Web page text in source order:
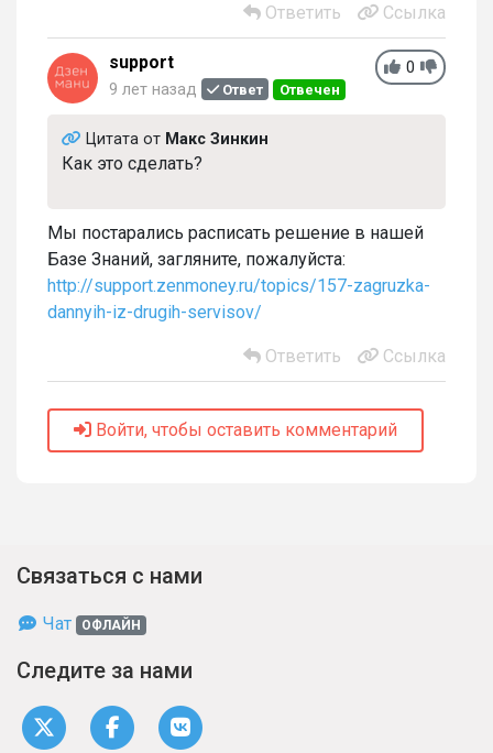
Ответить Ссылка
0
support
9 лет назад Ответ Отвечен
Цитата от Макс Зинкин
Как это сделать?
Мы постарались расписать решение в нашей
Базе Знаний, загляните, пожалуйста:
http://support.zenmoney.ru/topics/157-zagruzka-
dannyih-iz-drugih-servisov/
Ответить Ссылка
Войти, чтобы оставить комментарий
Связаться с нами
Чат ОФЛАЙН
Следите за нами